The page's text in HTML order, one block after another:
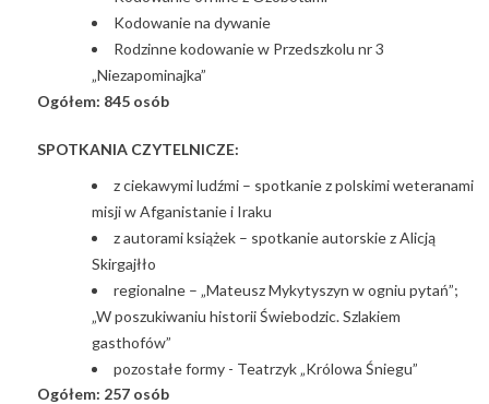
Kodowanie na dywanie
Rodzinne kodowanie w Przedszkolu nr 3
„Niezapominajka”
Ogółem: 845 osób
SPOTKANIA CZYTELNICZE:
z ciekawymi ludźmi – spotkanie z polskimi weteranami
misji w Afganistanie i Iraku
z autorami książek – spotkanie autorskie z Alicją
Skirgajłło
regionalne – „Mateusz Mykytyszyn w ogniu pytań”;
„W poszukiwaniu historii Świebodzic. Szlakiem
gasthofów”
pozostałe formy - Teatrzyk „Królowa Śniegu”
Ogółem: 257 osób